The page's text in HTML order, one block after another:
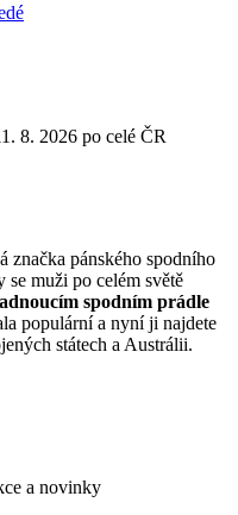
8. 2026 po celé ČR
pánského spodního
se muži po celém světě
spodním prádle
populární a nyní ji najdete
státech a Austrálii.
a novinky